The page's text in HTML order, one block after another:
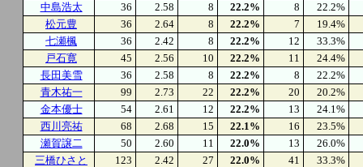
中島浩太
36 2.58 8 22.2% 8
22.2%
松元豊
36 2.64 8 22.2% 7
19.4%
七瀬楓
36 2.42 8 22.2% 12
33.3%
戸石寛
45 2.56 10 22.2% 11
24.4%
長田美雪
36 2.58 8 22.2% 8
22.2%
青木祐一
99 2.73 22 22.2% 20
20.2%
金本優士
54 2.61 12 22.2% 13
24.1%
西川亮祐
68 2.68 15 22.1% 16
23.5%
瀬賀譲二
50 2.60 11 22.0% 13
26.0%
三橋ひさと
123 2.42 27 22.0% 41
33.3%